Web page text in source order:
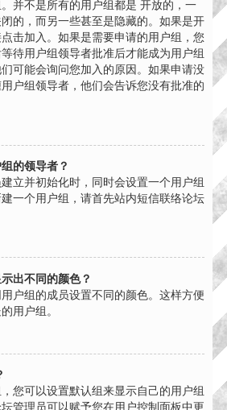
并不是所有的用户组都是 开放的，一
的，而另一些甚至是隐藏的。如果是开
击加入。如果是需要申请的用户组，您
待用户组领导者批准后才能成为用户组
可能会询问您加入的原因。如果申请没
户组领导者，他们会告诉您没有批准的
的领导者？
立并初始化时，同时会设置一个用户组
一个用户组，请首先站内短信联络论坛
出不同的颜色？
户组的成员设置不同的颜色。这样方便
用户组。
您可以设置默认组来显示自己的用户组
管理员可以赋予您在用户控制面板中更